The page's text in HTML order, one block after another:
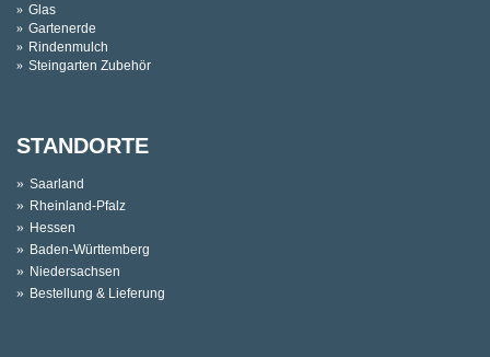
Glas
Gartenerde
Rindenmulch
Steingarten Zubehör
STANDORTE
Saarland
Rheinland-Pfalz
Hessen
Baden-Württemberg
Niedersachsen
Bestellung & Lieferung